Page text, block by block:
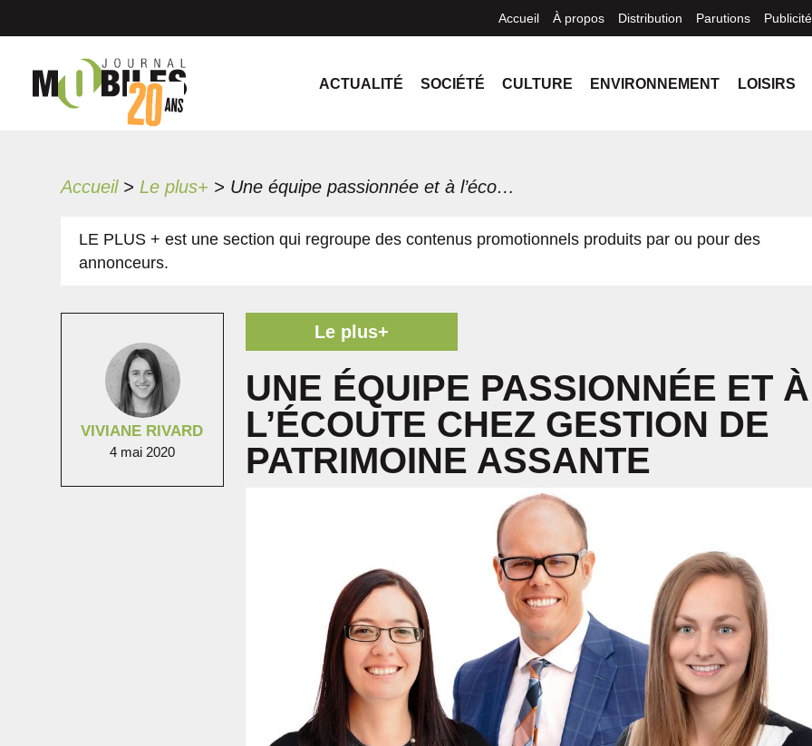
Accueil À propos Distribution Parutions Publicité
ACTUALITÉ SOCIÉTÉ CULTURE ENVIRONNEMENT LOISIRS
Accueil> Le plus+ > Une équipe passionnée et à l’écoute chez Gestion de patrimoine Assante
LE PLUS + est une section qui regroupe des contenus promotionnels produits par ou pour des
annonceurs.
VIVIANE RIVARD
4 mai 2020
Le plus+
UNE ÉQUIPE PASSIONNÉE ET À
L’ÉCOUTE CHEZ GESTION DE
PATRIMOINE ASSANTE